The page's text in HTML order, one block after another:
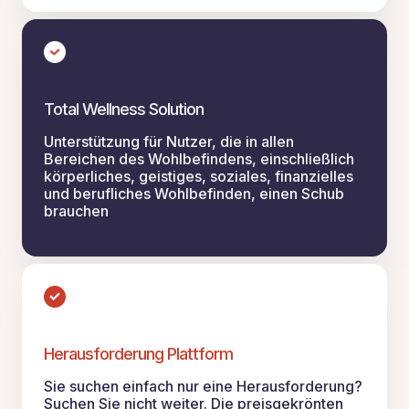
Total Wellness Solution
Unterstützung für Nutzer, die in allen
Bereichen des Wohlbefindens, einschließlich
körperliches, geistiges, soziales, finanzielles
und berufliches Wohlbefinden, einen Schub
brauchen
Herausforderung Plattform
Sie suchen einfach nur eine Herausforderung?
Suchen Sie nicht weiter. Die preisgekrönten